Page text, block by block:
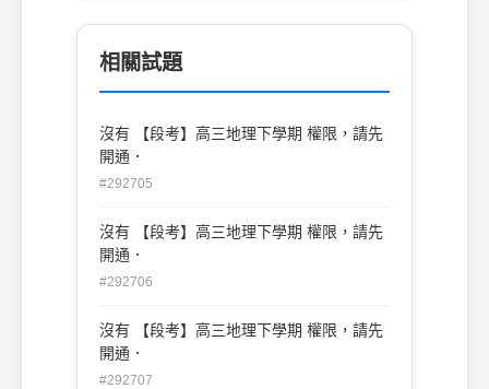
相關試題
沒有 【段考】高三地理下學期 權限，請先
開通．
#292705
沒有 【段考】高三地理下學期 權限，請先
開通．
#292706
沒有 【段考】高三地理下學期 權限，請先
開通．
#292707